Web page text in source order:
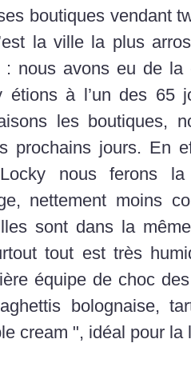
boutiques vendant
la ville la plus
nous avons eu de la
étions à l’un des 65
les boutiques,
prochains jours. En
nous ferons la
nettement moins
sont dans la
tout est très
équipe de choc
bolognaise,
cream ", idéal pour la